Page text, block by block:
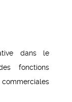
dans le
fonctions